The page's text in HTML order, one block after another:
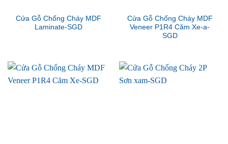
Cửa Gỗ Chống Cháy MDF
Laminate-SGD
Cửa Gỗ Chống Cháy MDF
Veneer P1R4 Căm Xe-a-
SGD